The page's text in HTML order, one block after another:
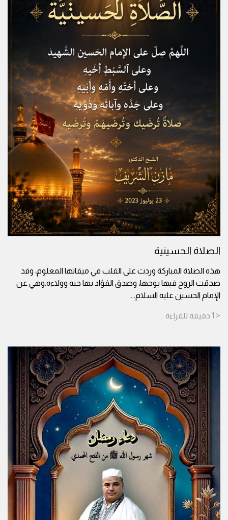
الصلاة الحسينية
هذه الصلاة المباركة وردت على القلب في ميقاتها المعلوم، وقد
صدقت الروح فيها بوحها، وصدق الفؤاد بها حبه وولاءه.وهي عن
الإمام الحسين عليه السلام...
< 1 دقيقة للقراءة